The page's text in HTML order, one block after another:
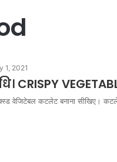
1, 2021
वेजिटेबल कटलेट बनाना सीखिए।